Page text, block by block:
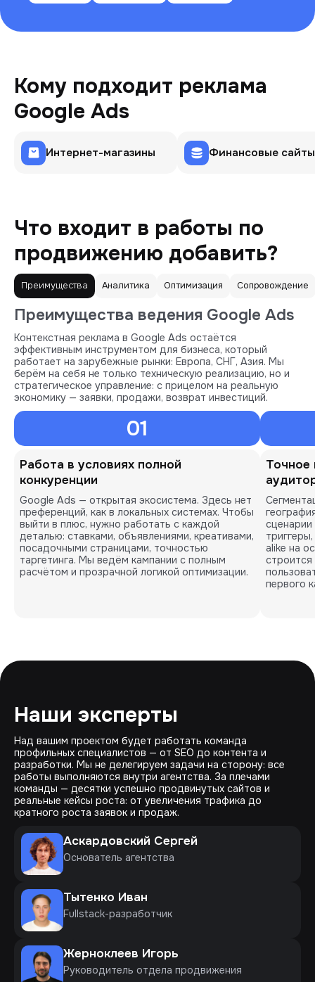
Кому подходит реклама
Google Ads
Интернет-магазины Финансовые сайты
Что входит в работы по
продвижению добавить?
Преимущества Аналитика Оптимизация Сопровождение
Преимущества ведения Google Ads
Контекстная реклама в Google Ads остаётся
эффективным инструментом для бизнеса, который
работает на зарубежные рынки: Европа, СНГ, Азия. Мы
берём на себя не только техническую реализацию, но и
стратегическое управление: с прицелом на реальную
экономику — заявки, продажи, возврат инвестиций.
01
Работа в условиях полной
конкуренции
Google Ads — открытая экосистема. Здесь нет
преференций, как в локальных системах. Чтобы
выйти в плюс, нужно работать с каждой
деталью: ставками, объявлениями, креативами,
посадочными страницами, точностью
таргетинга. Мы ведём кампании с полным
расчётом и прозрачной логикой оптимизации.
Точное
сценарии
alike на
строится
первого
Наши эксперты
Над вашим проектом будет работать команда
профильных специалистов — от SEO до контента и
разработки. Мы не делегируем задачи на сторону: все
работы выполняются внутри агентства. За плечами
команды — десятки успешно продвинутых сайтов и
реальные кейсы роста: от увеличения трафика до
кратного роста заявок и продаж.
Аскардовский Сергей
Основатель агентства
Тытенко Иван
Fullstack-разработчик
Жерноклеев Игорь
Руководитель отдела продвижения